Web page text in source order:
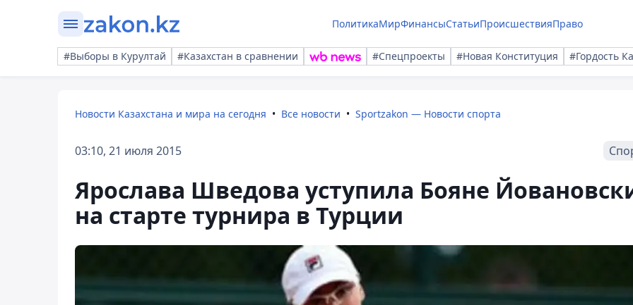
ПолитикаМирФинансыСтатьиПроисшествияПраво
#Выборы в Курултай #Казахстан в сравнении #Спецпроекты #Новая Конституция #Гордость
Новости Казахстана и мира на сегодня Все новости Sportzakon — Новости спорта
03:10, 21 июля 2015
Ярослава Шведова уступила Бояне
на старте турнира в Турции